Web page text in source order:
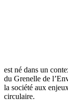
est né dans un
du Grenelle de
la société aux
circulaire.